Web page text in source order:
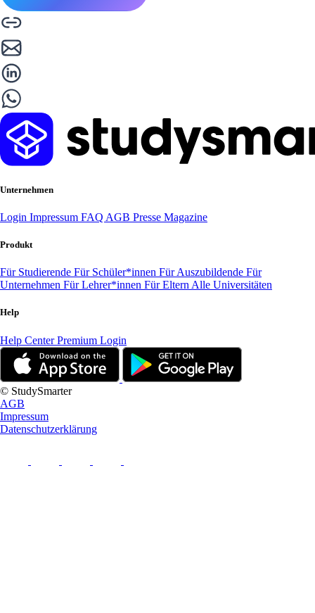
Unternehmen
Login Impressum FAQ AGB Presse Magazine
Produkt
Für Studierende Für Schüler*innen Für Auszubildende Für
Unternehmen Für Lehrer*innen Für Eltern Alle Universitäten
Help
Help CenterPremium Login
© StudySmarter
AGB
Impressum
Datenschutzerklärung